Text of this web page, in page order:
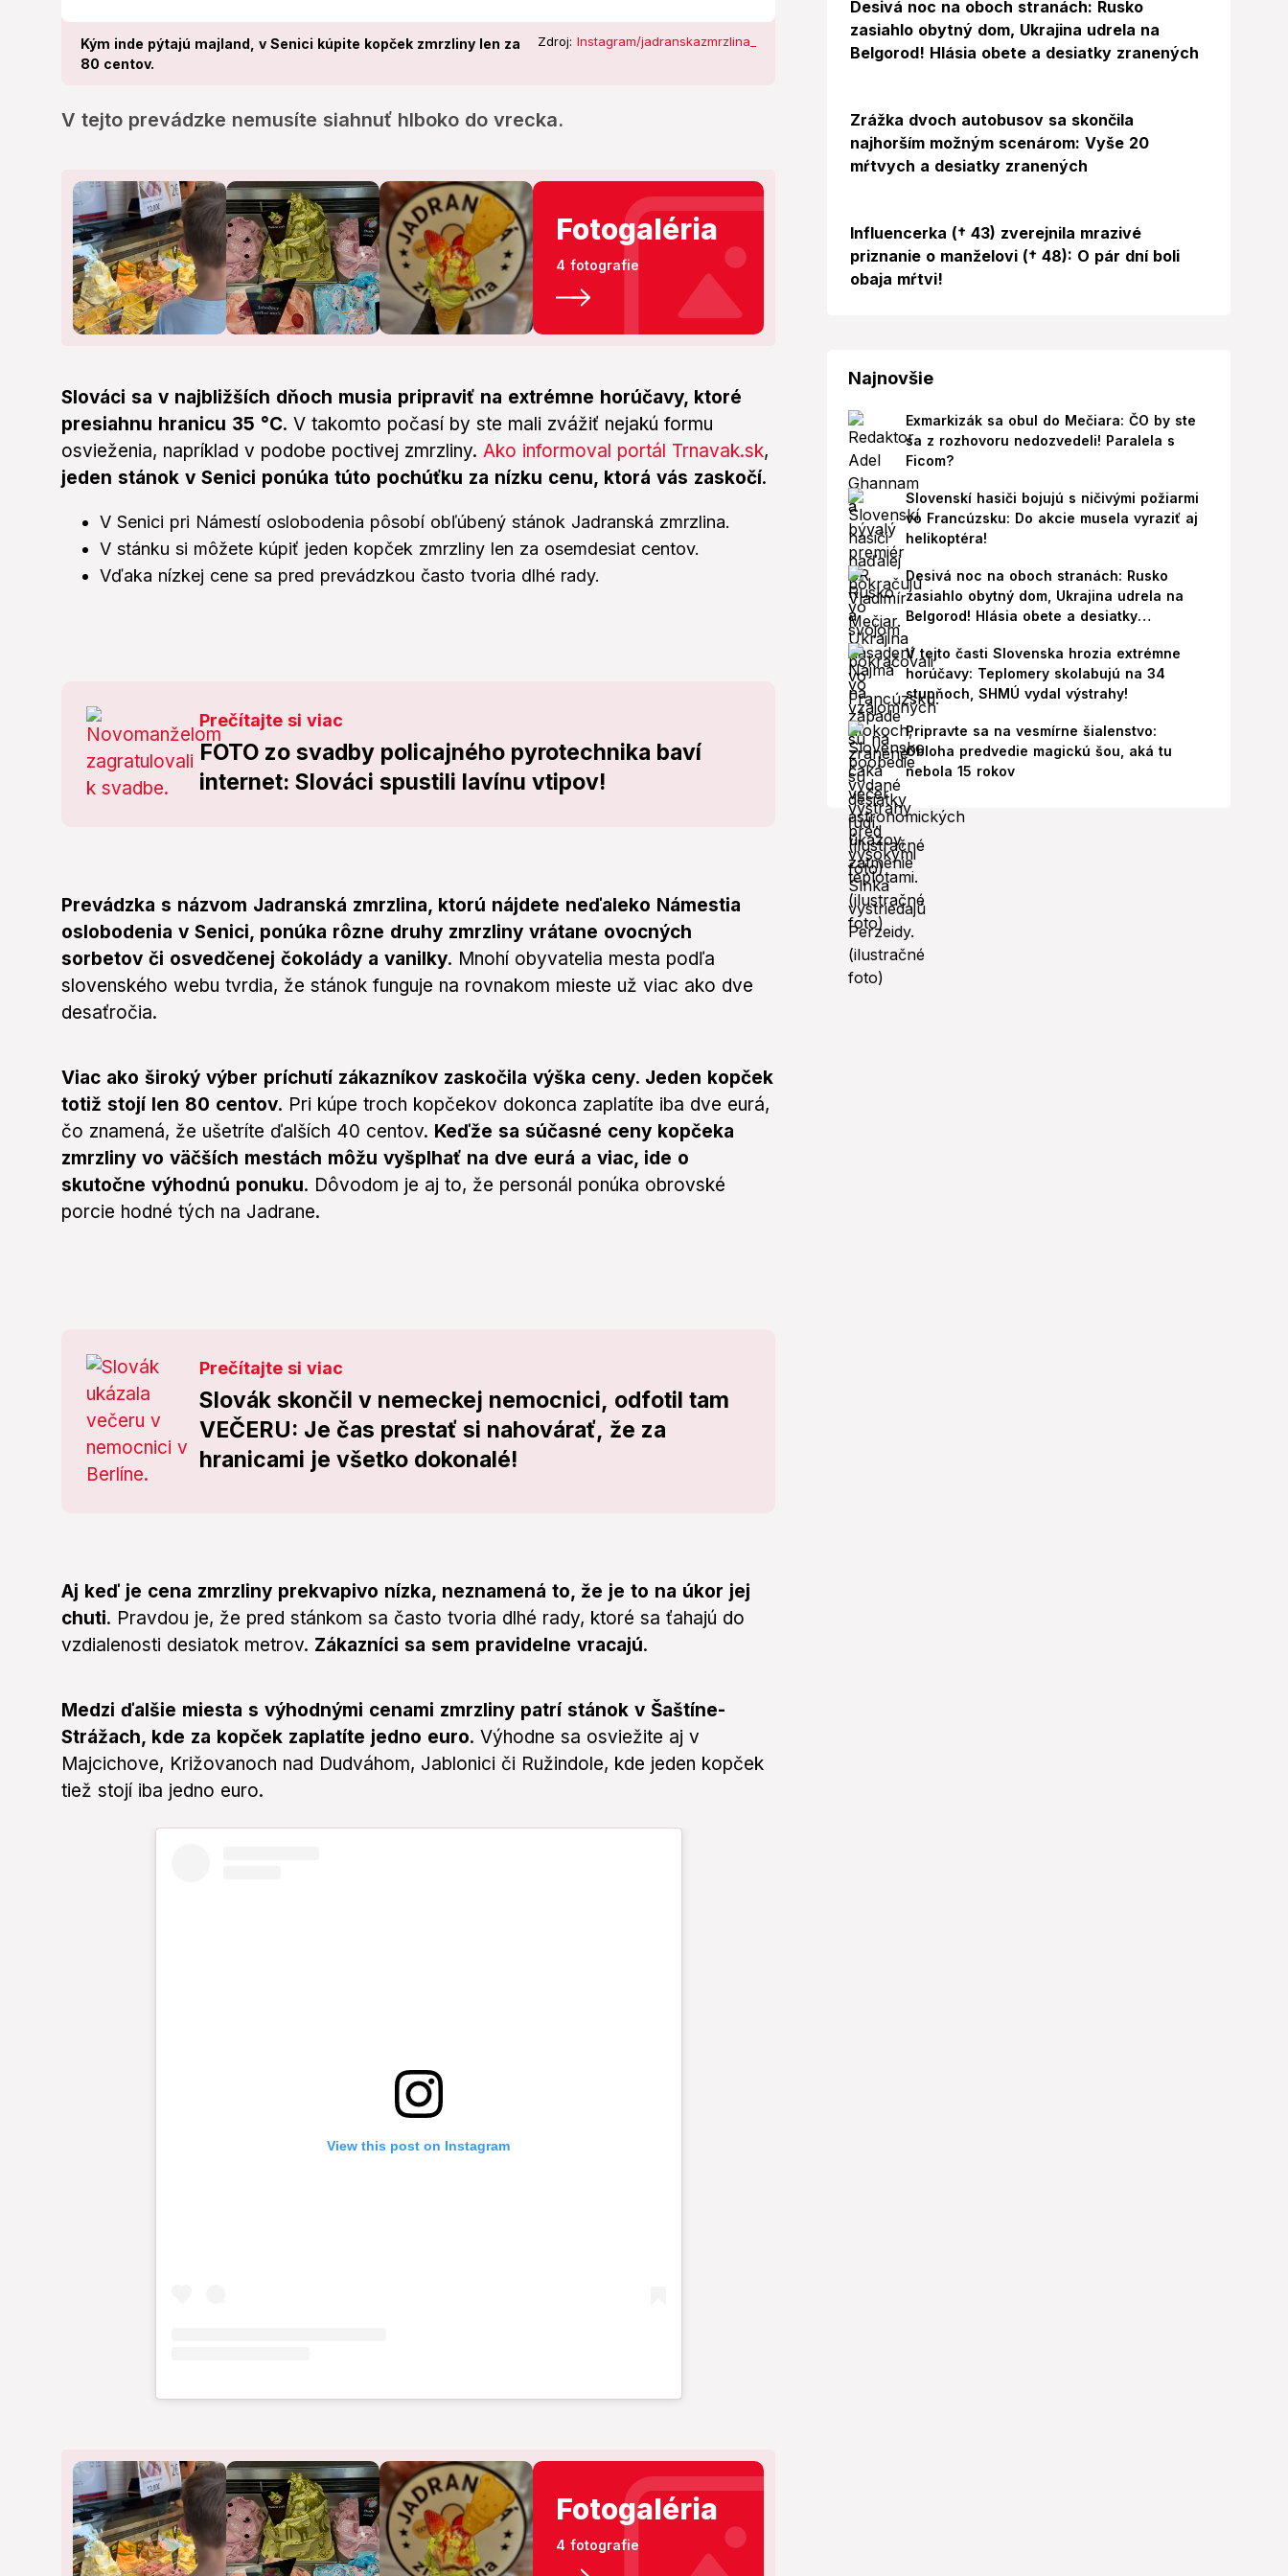
Kým inde pýtajú majland, v Senici kúpite kopček zmrzliny len za
80 centov.
Zdroj: Instagram/jadranskazmrzlina_
V tejto prevádzke nemusíte siahnuť hlboko do vrecka.
Fotogaléria
4 fotografie
Slováci sa v najbližších dňoch musia pripraviť na extrémne horúčavy, ktoré
presiahnu hranicu 35 °C. V takomto počasí by ste mali zvážiť nejakú formu
osvieženia, napríklad v podobe poctivej zmrzliny. Ako informoval portál Trnavak.sk,
jeden stánok v Senici ponúka túto pochúťku za nízku cenu, ktorá vás zaskočí.
V Senici pri Námestí oslobodenia pôsobí obľúbený stánok Jadranská zmrzlina.
V stánku si môžete kúpiť jeden kopček zmrzliny len za osemdesiat centov.
Vďaka nízkej cene sa pred prevádzkou často tvoria dlhé rady.
Prečítajte si viac
FOTO zo svadby policajného pyrotechnika baví
internet: Slováci spustili lavínu vtipov!
Prevádzka s názvom Jadranská zmrzlina, ktorú nájdete neďaleko Námestia
oslobodenia v Senici, ponúka rôzne druhy zmrzliny vrátane ovocných
sorbetov či osvedčenej čokolády a vanilky. Mnohí obyvatelia mesta podľa
slovenského webu tvrdia, že stánok funguje na rovnakom mieste už viac ako dve
desaťročia.
Viac ako široký výber príchutí zákazníkov zaskočila výška ceny. Jeden kopček
totiž stojí len 80 centov. Pri kúpe troch kopčekov dokonca zaplatíte iba dve eurá,
čo znamená, že ušetríte ďalších 40 centov. Keďže sa súčasné ceny kopčeka
zmrzliny vo väčších mestách môžu vyšplhať na dve eurá a viac, ide o
skutočne výhodnú ponuku. Dôvodom je aj to, že personál ponúka obrovské
porcie hodné tých na Jadrane.
Prečítajte si viac
Slovák skončil v nemeckej nemocnici, odfotil tam
VEČERU: Je čas prestať si nahovárať, že za
hranicami je všetko dokonalé!
Aj keď je cena zmrzliny prekvapivo nízka, neznamená to, že je to na úkor jej
chuti. Pravdou je, že pred stánkom sa často tvoria dlhé rady, ktoré sa ťahajú do
vzdialenosti desiatok metrov. Zákazníci sa sem pravidelne vracajú.
Medzi ďalšie miesta s výhodnými cenami zmrzliny patrí stánok v Šaštíne-
Strážach, kde za kopček zaplatíte jedno euro. Výhodne sa osviežite aj v
Majcichove, Križovanoch nad Dudváhom, Jablonici či Ružindole, kde jeden kopček
tiež stojí iba jedno euro.
Fotogaléria
4 fotografie
Desivá noc na oboch stranách: Rusko
zasiahlo obytný dom, Ukrajina udrela na
Belgorod! Hlásia obete a desiatky zranených
Zrážka dvoch autobusov sa skončila
najhorším možným scenárom: Vyše 20
mŕtvych a desiatky zranených
Foto
Influencerka († 43) zverejnila mrazivé
priznanie o manželovi († 48): O pár dní boli
obaja mŕtvi!
Najnovšie
Exmarkizák sa obul do Mečiara: ČO by ste
sa z rozhovoru nedozvedeli! Paralela s
Ficom?
Slovenskí hasiči bojujú s ničivými požiarmi
vo Francúzsku: Do akcie musela vyraziť aj
helikoptéra!
Desivá noc na oboch stranách: Rusko
zasiahlo obytný dom, Ukrajina udrela na
Belgorod! Hlásia obete a desiatky
zranených
V tejto časti Slovenska hrozia extrémne
horúčavy: Teplomery skolabujú na 34
stupňoch, SHMÚ vydal výstrahy!
Pripravte sa na vesmírne šialenstvo:
Obloha predvedie magickú šou, aká tu
nebola 15 rokov